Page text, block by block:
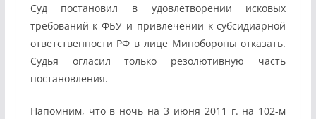
Суд постановил в удовлетворении исковых
требований к ФБУ и привлечении к субсидиарной
ответственности РФ в лице Минобороны отказать.
Судья огласил только резолютивную часть
постановления.
Напомним, что в ночь на 3 июня 2011 г. на 102-м